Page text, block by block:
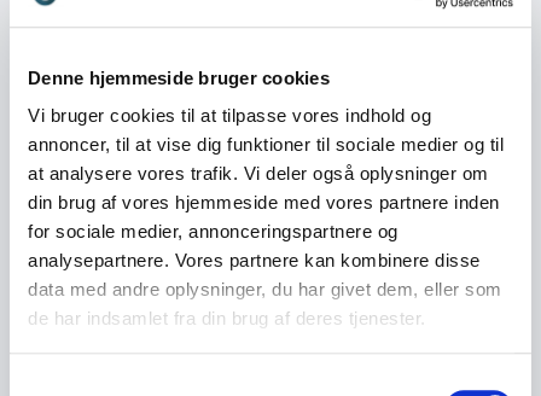
Denne hjemmeside bruger cookies
Vi bruger cookies til at tilpasse vores indhold og
annoncer, til at vise dig funktioner til sociale medier og til
at analysere vores trafik. Vi deler også oplysninger om
din brug af vores hjemmeside med vores partnere inden
for sociale medier, annonceringspartnere og
analysepartnere. Vores partnere kan kombinere disse
data med andre oplysninger, du har givet dem, eller som
de har indsamlet fra din brug af deres tjenester.
fortælling om styrke, håb og det at finde mening, selv
foredrag giver ikke kun stof til eftertanke, men også
konkrete budskaber om inklusion, motivation og
glæden ved fællesskab.
Rikke taler til virksomheder, foreninger,
organisationer og skoler – og tilpasser altid sit oplæg,
så det matcher jeres behov. Hun formår at kombinere
sin sportslige baggrund med dybt personlige historier,
der rører, inspirerer og motiverer.